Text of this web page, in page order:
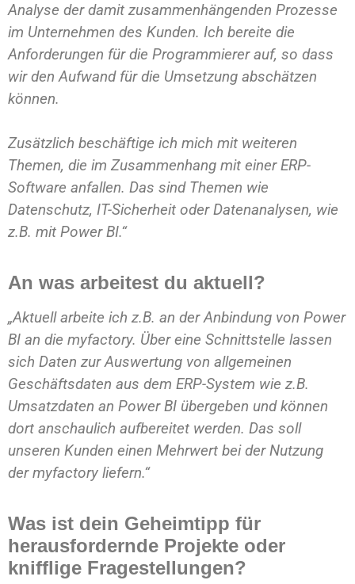
Analyse der damit zusammenhängenden Prozesse
im Unternehmen des Kunden. Ich bereite die
Anforderungen für die Programmierer auf, so dass
wir den Aufwand für die Umsetzung abschätzen
können.
Zusätzlich beschäftige ich mich mit weiteren
Themen, die im Zusammenhang mit einer ERP-
Software anfallen. Das sind Themen wie
Datenschutz, IT-Sicherheit oder Datenanalysen, wie
z.B. mit Power BI.“
An was arbeitest du aktuell?
„Aktuell arbeite ich z.B. an der Anbindung von Power
BI an die myfactory. Über eine Schnittstelle lassen
sich Daten zur Auswertung von allgemeinen
Geschäftsdaten aus dem ERP-System wie z.B.
Umsatzdaten an Power BI übergeben und können
dort anschaulich aufbereitet werden. Das soll
unseren Kunden einen Mehrwert bei der Nutzung
der myfactory liefern.“
Was ist dein Geheimtipp für
herausfordernde Projekte oder
knifflige Fragestellungen?